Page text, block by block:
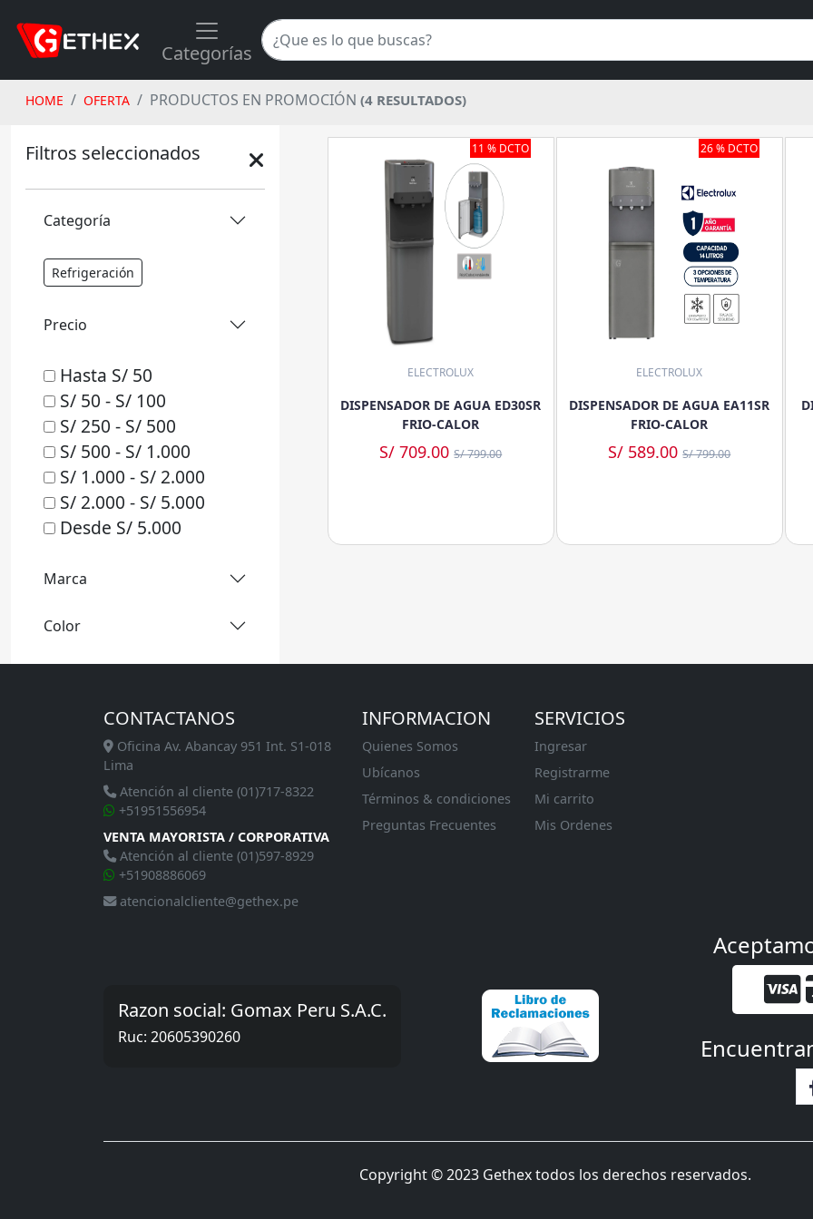
Categorías
HOME OFERTA PRODUCTOS EN PROMOCIÓN (4 RESULTADOS)
Filtros seleccionados
Categoría
Refrigeración
Precio
Hasta S/ 50
S/ 50 - S/ 100
S/ 250 - S/ 500
S/ 500 - S/ 1.000
S/ 1.000 - S/ 2.000
S/ 2.000 - S/ 5.000
Desde S/ 5.000
Marca
Color
11 % DCTO
ELECTROLUX
DISPENSADOR DE AGUA ED30SR
FRIO-CALOR
S/ 709.00S/ 799.00
26 % DCTO
ELECTROLUX
DISPENSADOR DE AGUA EA11SR
FRIO-CALOR
S/ 589.00S/ 799.00
CONTACTANOS
Oficina Av. Abancay 951 Int. S1-018
Lima
Atención al cliente (01)717-8322
+51951556954
VENTA MAYORISTA / CORPORATIVA
Atención al cliente (01)597-8929
+51908886069
atencionalcliente@gethex.pe
INFORMACION
Quienes Somos
Ubícanos
Términos & condiciones
Preguntas Frecuentes
SERVICIOS
Ingresar
Registrarme
Mi carrito
Mis Ordenes
Razon social: Gomax Peru S.A.C.
Ruc: 20605390260
Copyright © 2023 Gethex todos los derechos reservados.